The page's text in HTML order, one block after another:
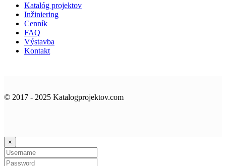
Katalóg projektov
Inžiniering
Cenník
FAQ
Výstavba
Kontakt
© 2017 - 2025 Katalogprojektov.com
×